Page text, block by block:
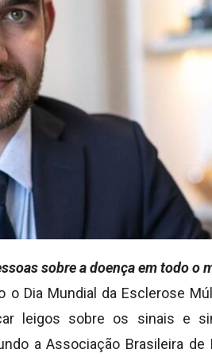
sobre a doença em todo o
o Dia Mundial da Esclerose
leigos sobre os sinais e
a Associação Brasileira de